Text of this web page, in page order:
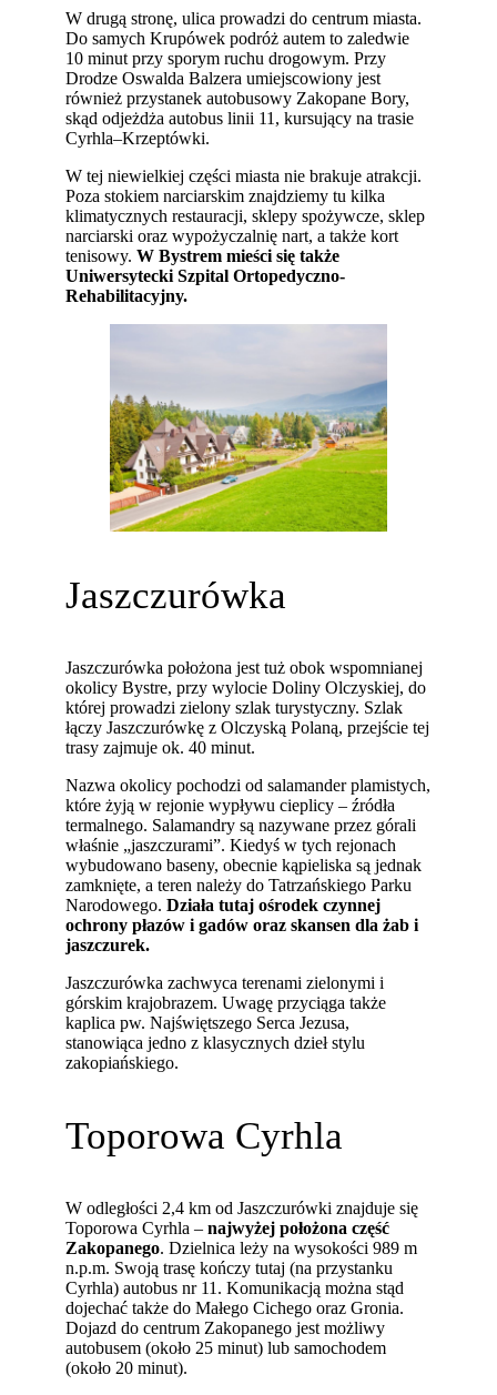
W drugą stronę, ulica prowadzi do centrum miasta.
Do samych Krupówek podróż autem to zaledwie
10 minut przy sporym ruchu drogowym. Przy
Drodze Oswalda Balzera umiejscowiony jest
również przystanek autobusowy Zakopane Bory,
skąd odjeżdża autobus linii 11, kursujący na trasie ​​
Cyrhla–Krzeptówki.
W tej niewielkiej części miasta nie brakuje atrakcji.
Poza stokiem narciarskim znajdziemy tu kilka
klimatycznych restauracji, sklepy spożywcze, sklep
narciarski oraz wypożyczalnię nart, a także kort
tenisowy.W Bystrem mieści się także
Uniwersytecki Szpital Ortopedyczno-
Rehabilitacyjny.
Jaszczurówka
Jaszczurówka położona jest tuż obok wspomnianej
okolicy Bystre, przy wylocie Doliny Olczyskiej, do
której prowadzi zielony szlak turystyczny. Szlak
łączy Jaszczurówkę z Olczyską Polaną, przejście tej
trasy zajmuje ok. 40 minut.
Nazwa okolicy pochodzi od salamander plamistych,
które żyją w rejonie wypływu cieplicy – źródła
termalnego. Salamandry są nazywane przez górali
właśnie „jaszczurami”. Kiedyś w tych rejonach
wybudowano baseny, obecnie kąpieliska są jednak
zamknięte, a teren należy do Tatrzańskiego Parku
Narodowego.Działa tutaj ośrodek czynnej
ochrony płazów i gadów oraz skansen dla żab i
jaszczurek.
Jaszczurówka zachwyca terenami zielonymi i
górskim krajobrazem. Uwagę przyciąga także
kaplica pw. Najświętszego Serca Jezusa,
stanowiąca jedno z klasycznych dzieł stylu
zakopiańskiego.
Toporowa Cyrhla
W odległości 2,4 km od Jaszczurówki znajduje się
Toporowa Cyrhla –najwyżej położona część
Zakopanego. Dzielnica leży na wysokości 989 m
n.p.m. Swoją trasę kończy tutaj (na przystanku
Cyrhla) autobus nr 11. Komunikacją można stąd
dojechać także do Małego Cichego oraz Gronia.
Dojazd do centrum Zakopanego jest możliwy
autobusem (około 25 minut) lub samochodem
(około 20 minut).